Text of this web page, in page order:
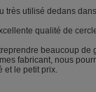
très utilisé dedans
qualité de
beaucoup de
fabricant, nous
et le petit prix.